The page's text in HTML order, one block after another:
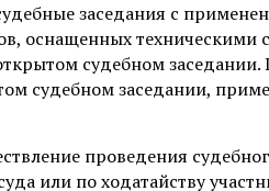
заседания с
оснащенных
судебном
судебном заседании,
проведения
или по ходатайству